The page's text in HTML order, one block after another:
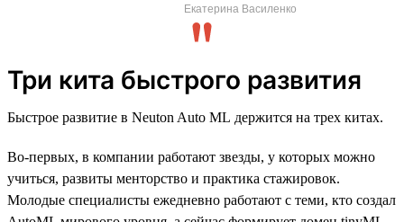
Екатерина Василенко
Три кита быстрого развития
Быстрое развитие в Neuton Auto ML держится на трех китах.
Во-первых, в компании работают звезды, у которых можно
учиться, развиты менторство и практика стажировок.
Молодые специалисты ежедневно работают с теми, кто создал